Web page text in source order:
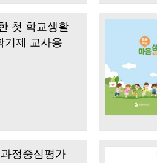
첫 학교생활
기제 교사용
정중심평가